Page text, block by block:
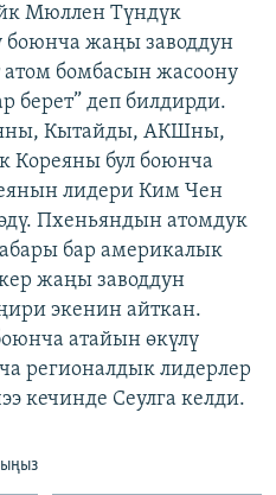
Мюллен Түндүк
боюнча жаңы заводдун
бомбасын жасоону
берет” деп билдирди.
Кытайды, АКШны,
бул боюнча
лидери Ким Чен
Пхеньяндын атомдук
бар америкалык
жаңы заводдун
экенин айткан.
атайын өкүлү
регионалдык лидерлер
кечинде Сеулга келди.